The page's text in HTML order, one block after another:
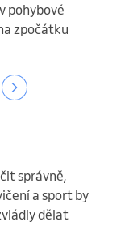
pohybové
zpočátku
správně,
a sport by
dělat